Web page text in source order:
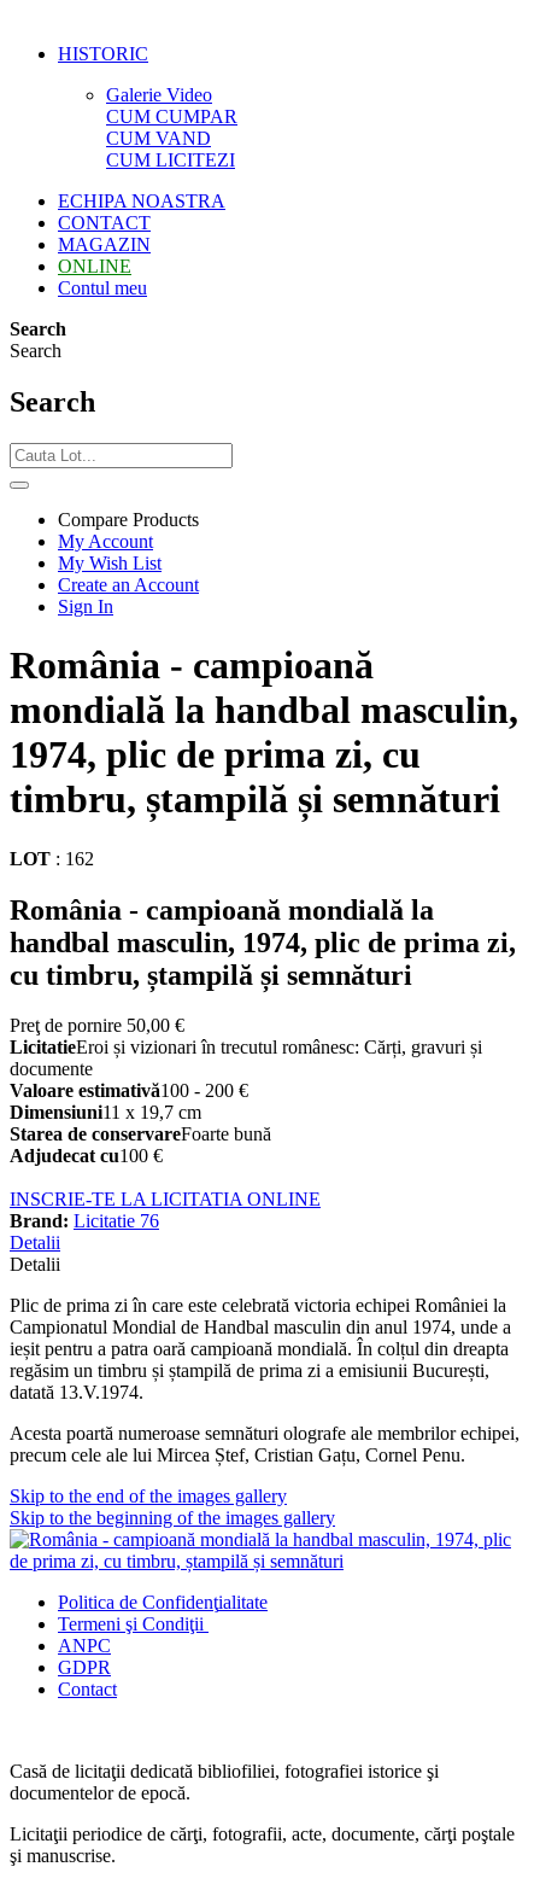
HISTORIC
Galerie Video
CUM CUMPAR
CUM VAND
CUM LICITEZI
ECHIPA NOASTRA
CONTACT
MAGAZIN
ONLINE
Contul meu
Search
Search
Search
Compare Products
My Account
My Wish List
Create an Account
Sign In
România - campioană
mondială la handbal masculin,
1974, plic de prima zi, cu
timbru, ștampilă și semnături
LOT : 162
România - campioană mondială la
handbal masculin, 1974, plic de prima zi,
cu timbru, ștampilă și semnături
Preţ de pornire 50,00 €
LicitatieEroi și vizionari în trecutul românesc: Cărți, gravuri și
documente
Valoare estimativă100 - 200 €
Dimensiuni11 x 19,7 cm
Starea de conservareFoarte bună
Adjudecat cu100 €
INSCRIE-TE LA LICITATIA ONLINE
Brand: Licitatie 76
Detalii
Detalii
Plic de prima zi în care este celebrată victoria echipei României la
Campionatul Mondial de Handbal masculin din anul 1974, unde a
ieșit pentru a patra oară campioană mondială. În colțul din dreapta
regăsim un timbru și ștampilă de prima zi a emisiunii București,
datată 13.V.1974.
Acesta poartă numeroase semnături olografe ale membrilor echipei,
precum cele ale lui Mircea Ștef, Cristian Gațu, Cornel Penu.
Skip to the end of the images gallery
Skip to the beginning of the images gallery
Politica de Confidenţialitate
Termeni şi Condiţii
ANPC
GDPR
Contact
Casă de licitaţii dedicată bibliofiliei, fotografiei istorice şi
documentelor de epocă.
Licitaţii periodice de cărţi, fotografii, acte, documente, cărţi poştale
şi manuscrise.